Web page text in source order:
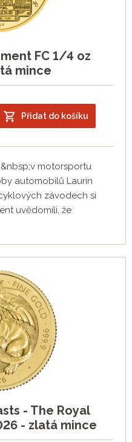
FC 1/4 oz
mince
Přidat do košíku
motorsportu
automobilů Laurin
závodech si
uvědomili, že
- The Royal
- zlatá mince